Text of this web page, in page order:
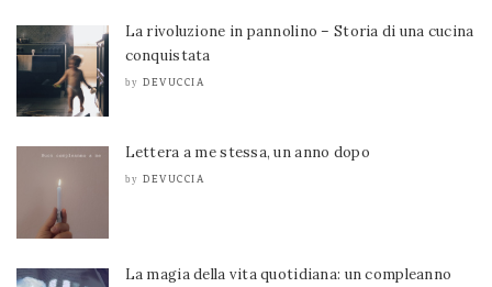
La rivoluzione in pannolino – Storia di una cucina
conquistata
by DEVUCCIA
Lettera a me stessa, un anno dopo
by DEVUCCIA
La magia della vita quotidiana: un compleanno